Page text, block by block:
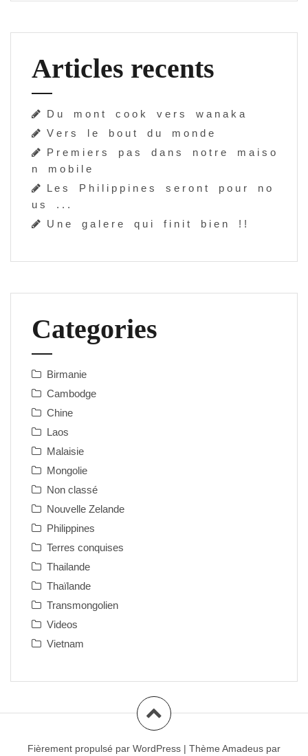
Articles recents
D u m o n t c o o k v e r s w a n a k a
V e r s l e b o u t d u m o n d e
P r e m i e r s p a s d a n s n o t r e m a i s o
n m o b i l e
L e s P h i l i p p i n e s s e r o n t p o u r n o
u s . . .
U n e g a l e r e q u i f i n i t b i e n ! !
Categories
Birmanie
Cambodge
Chine
Laos
Malaisie
Mongolie
Non classé
Nouvelle Zelande
Philippines
Terres conquises
Thailande
Thaïlande
Transmongolien
Videos
Vietnam
Fièrement propulsé par WordPress | Thème Amadeus par